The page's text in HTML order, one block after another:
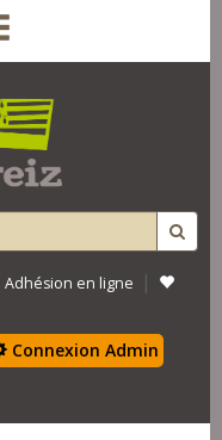
Adhésion en ligne |
Connexion Admin